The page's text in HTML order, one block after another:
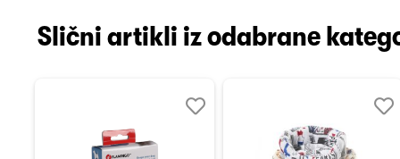
Slični artikli iz odabrane